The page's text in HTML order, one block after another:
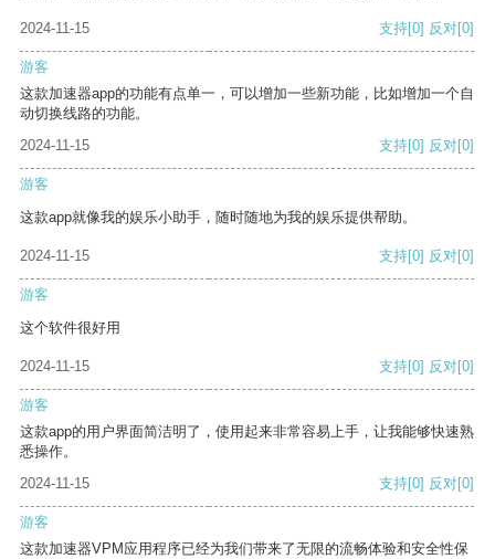
2024-11-15 支持[0] 反对[0]
游客
这款加速器app的功能有点单一，可以增加一些新功能，比如增加一个自
动切换线路的功能。
2024-11-15
支持[0] 反对[0]
游客
这款app就像我的娱乐小助手，随时随地为我的娱乐提供帮助。
2024-11-15 支持[0] 反对[0]
游客
这个软件很好用
2024-11-15 支持[0] 反对[0]
游客
这款app的用户界面简洁明了，使用起来非常容易上手，让我能够快速熟
悉操作。
2024-11-15
支持[0] 反对[0]
游客
这款加速器VPM应用程序已经为我们带来了无限的流畅体验和安全性保